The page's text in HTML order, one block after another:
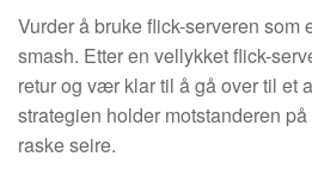
Vurder å bruke flick-serveren som
smash. Etter en vellykket flick-
retur og vær klar til å gå over til et
strategien holder motstanderen
raske seire.